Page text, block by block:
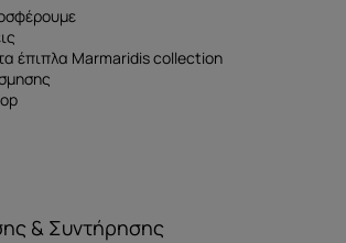
έπιπλα Marmaridis collection
& Συντήρησης